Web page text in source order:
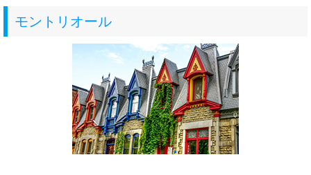
モントリオール